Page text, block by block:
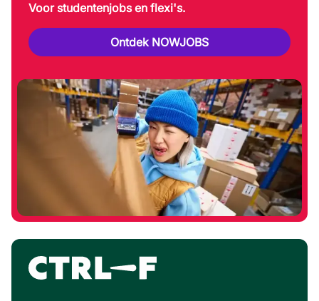
Voor studentenjobs en flexi's.
Ontdek NOWJOBS